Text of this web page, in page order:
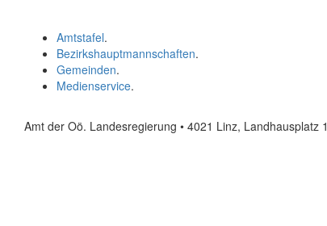
Amtstafel.
Bezirkshauptmannschaften.
Gemeinden.
Medienservice.
Amt der Oö. Landesregierung • 4021 Linz, Landhausplatz 1